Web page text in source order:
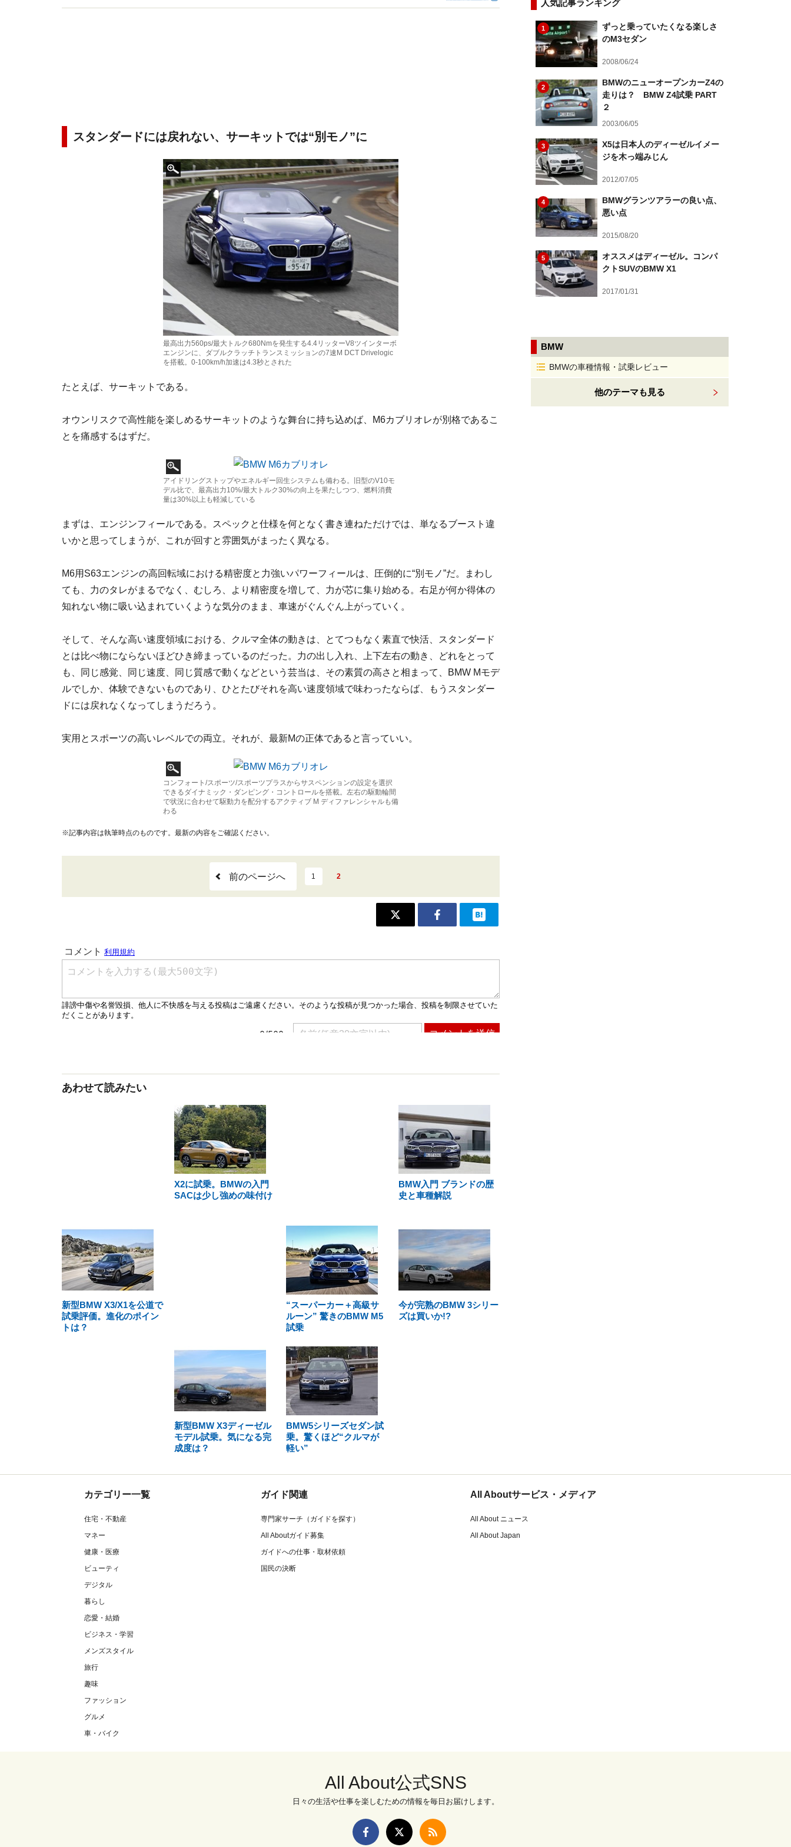
スタンダードには戻れない、サーキットでは“別モノ”に
最高出力560ps/最大トルク680Nmを発生する4.4リッターV8ツインターボ
エンジンに、ダブルクラッチトランスミッションの7速M DCT Drivelogic
を搭載。0-100km/h加速は4.3秒とされた
たとえば、サーキットである。
オウンリスクで高性能を楽しめるサーキットのような舞台に持ち込めば、M6カブリオレが別格であるこ
とを痛感するはずだ。
アイドリングストップやエネルギー回生システムも備わる。旧型のV10モ
デル比で、最高出力10%/最大トルク30%の向上を果たしつつ、燃料消費
量は30%以上も軽減している
まずは、エンジンフィールである。スペックと仕様を何となく書き連ねただけでは、単なるブースト違
いかと思ってしまうが、これが回すと雰囲気がまったく異なる。
M6用S63エンジンの高回転域における精密度と力強いパワーフィールは、圧倒的に“別モノ”だ。まわし
ても、力のタレがまるでなく、むしろ、より精密度を増して、力が芯に集り始める。右足が何か得体の
知れない物に吸い込まれていくような気分のまま、車速がぐんぐん上がっていく。
そして、そんな高い速度領域における、クルマ全体の動きは、とてつもなく素直で快活、スタンダード
とは比べ物にならないほどひき締まっているのだった。力の出し入れ、上下左右の動き、どれをとって
も、同じ感覚、同じ速度、同じ質感で動くなどという芸当は、その素質の高さと相まって、BMW Mモデ
ルでしか、体験できないものであり、ひとたびそれを高い速度領域で味わったならば、もうスタンダー
ドには戻れなくなってしまうだろう。
実用とスポーツの高いレベルでの両立。それが、最新Mの正体であると言っていい。
コンフォート/スポーツ/スポーツプラスからサスペンションの設定を選択
できるダイナミック・ダンピング・コントロールを搭載。左右の駆動輪間
で状況に合わせて駆動力を配分するアクティブ M ディファレンシャルも備
わる
※記事内容は執筆時点のものです。最新の内容をご確認ください。
前のページへ 1 2
あわせて読みたい
X2に試乗。BMWの入門
SACは少し強めの味付け
BMW入門 ブランドの歴
史と車種解説
新型BMW X3/X1を公道で
試乗評価。進化のポイン
トは？
“スーパーカー＋高級サ
ルーン” 驚きのBMW M5
試乗
今が完熟のBMW 3シリー
ズは買いか!?
新型BMW X3ディーゼル
モデル試乗。気になる完
成度は？
BMW5シリーズセダン試
乗。驚くほど“クルマが
軽い”
人気記事ランキング
1
ずっと乗っていたくなる楽しさ
のM3セダン
2008/06/24
2
BMWのニューオープンカーZ4の
走りは？ BMW Z4試乗 PART
２
2003/06/05
3
X5は日本人のディーゼルイメー
ジを木っ端みじん
2012/07/05
4
BMWグランツアラーの良い点、
悪い点
2015/08/20
5
オススメはディーゼル。コンパ
クトSUVのBMW X1
2017/01/31
BMW
BMWの車種情報・試乗レビュー
他のテーマも見る
カテゴリー一覧
住宅・不動産
マネー
健康・医療
ビューティ
デジタル
暮らし
恋愛・結婚
ビジネス・学習
メンズスタイル
旅行
趣味
ファッション
グルメ
車・バイク
ガイド関連
専門家サーチ（ガイドを探す）
All Aboutガイド募集
ガイドへの仕事・取材依頼
国民の決断
All Aboutサービス・メディア
All About ニュース
All About Japan
All About公式SNS
日々の生活や仕事を楽しむための情報を毎日お届けします。